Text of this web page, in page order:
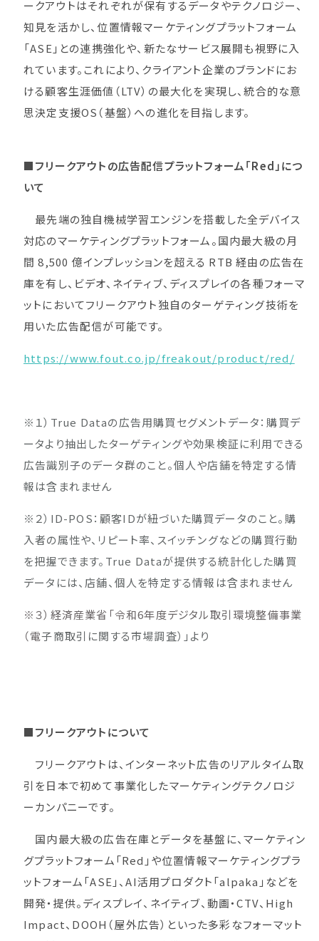
ークアウトはそれぞれが保有するデータやテクノロジー、
知見を活かし、位置情報マーケティングプラットフォーム
「ASE」との連携強化や、新たなサービス展開も視野に入
れています。これにより、クライアント企業のブランドにお
ける顧客生涯価値（LTV）の最大化を実現し、統合的な意
思決定支援OS（基盤）への進化を目指します。
■フリークアウトの広告配信プラットフォーム「Red」につ
いて
最先端の独自機械学習エンジンを搭載した全デバイス
対応のマーケティングプラットフォーム。国内最大級の月
間 8,500 億インプレッションを超える RTB 経由の広告在
庫を有し、ビデオ、ネイティブ、ディスプレイの各種フォーマ
ットにおいてフリークアウト独自のターゲティング技術を
用いた広告配信が可能です。
https://www.fout.co.jp/freakout/product/red/
※１）True Dataの広告用購買セグメントデータ：購買デ
ータより抽出したターゲティングや効果検証に利用できる
広告識別子のデータ群のこと。個人や店舗を特定する情
報は含まれません
※２）ID-POS：顧客IDが紐づいた購買データのこと。購
入者の属性や、リピート率、スイッチングなどの購買行動
を把握できます。True Dataが提供する統計化した購買
データには、店舗、個人を特定する情報は含まれません
※３）経済産業省「令和6年度デジタル取引環境整備事業
（電子商取引に関する市場調査）」より
■フリークアウトについて
フリークアウトは、インターネット広告のリアルタイム取
引を日本で初めて事業化したマーケティングテクノロジ
ーカンパニーです。
国内最大級の広告在庫とデータを基盤に、マーケティン
グプラットフォーム「Red」や位置情報マーケティングプラ
ットフォーム「ASE」、AI活用プロダクト「alpaka」などを
開発・提供。ディスプレイ、ネイティブ、動画・CTV、High
Impact、DOOH（屋外広告）といった多彩なフォーマット